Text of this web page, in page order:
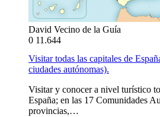
David Vecino de la Guía
0 11.644
Visitar todas las capitales de
ciudades autónomas).
Visitar y conocer a nivel turístico
España; en las 17 Comunidades
provincias,…